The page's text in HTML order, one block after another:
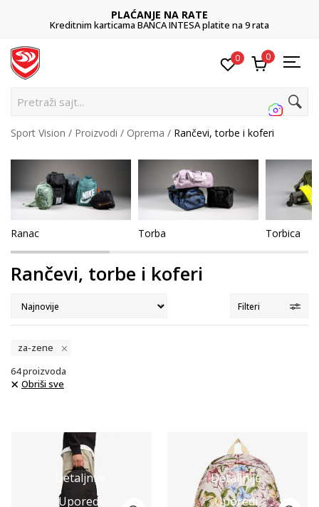
POZOVITE NAS
011 422 1422
0 0
Pretraž
Sport Vision Proizvodi Oprema Rančevi, torbe i koferi
Ranac Torba Torbica
Rančevi, torbe i koferi
Filteri
za-zene
64proizvoda
Obriši sve
Detaljnije
Uporedi
Detaljnije
Uporedi